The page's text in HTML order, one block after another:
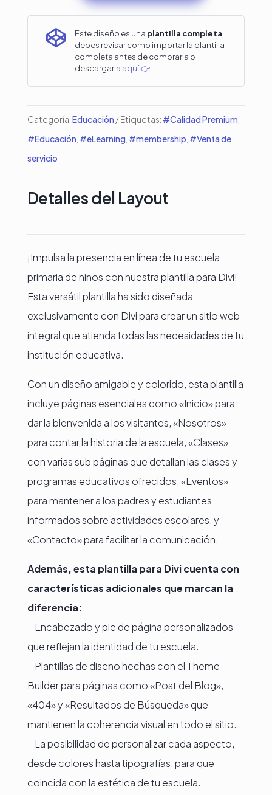
primaria
cantidad
 Este diseño es una plantilla completa,
debes revisar como importar la plantilla
completa antes de comprarla o
descargarla aquí 👉
Categoría:Educación Etiquetas: #Calidad Premium
#Educación #eLearning #membership #Venta de
servicio
Detalles del Layout
¡Impulsa la presencia en línea de tu escuela
primaria de niños con nuestra plantilla para Divi!
Esta versátil plantilla ha sido diseñada
exclusivamente con Divi para crear un sitio web
integral que atienda todas las necesidades de tu
institución educativa.
Con un diseño amigable y colorido, esta plantilla
incluye páginas esenciales como «Inicio» para
dar la bienvenida a los visitantes, «Nosotros»
para contar la historia de la escuela, «Clases»
con varias sub páginas que detallan las clases y
programas educativos ofrecidos, «Eventos»
para mantener a los padres y estudiantes
informados sobre actividades escolares, y
«Contacto» para facilitar la comunicación.
Además, esta plantilla para Divi cuenta con
características adicionales que marcan la
diferencia:
– Encabezado y pie de página personalizados
que reflejan la identidad de tu escuela.
– Plantillas de diseño hechas con el Theme
Builder para páginas como «Post del Blog»,
«404» y «Resultados de Búsqueda» que
mantienen la coherencia visual en todo el sitio.
– La posibilidad de personalizar cada aspecto,
desde colores hasta tipografías, para que
coincida con la estética de tu escuela.